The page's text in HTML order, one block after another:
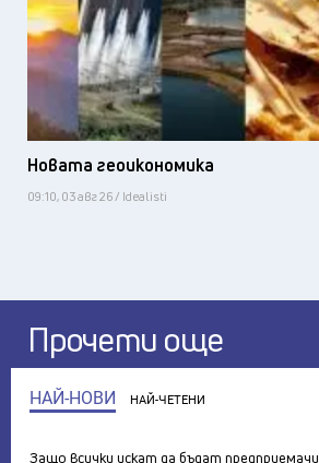
Новата геоикономика
09:10, 03 авг 26 / Idealisti
Прочети още
НАЙ-НОВИ НАЙ-ЧЕТЕНИ
Защо всички искат да бъдат предприемачи